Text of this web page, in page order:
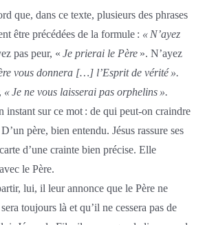
que, dans ce texte, plusieurs des phrases
être précédées de la formule : « N’ayez
pas peur, « Je prierai le Père ». N’ayez
vous donnera […] l’Esprit de vérité ».
« Je ne vous laisserai pas orphelins ».
instant sur ce mot : de qui peut-on craindre
père, bien entendu. Jésus rassure ses
d’une crainte bien précise. Elle
le Père.
lui, il leur annonce que le Père ne
toujours là et qu’il ne cessera pas de